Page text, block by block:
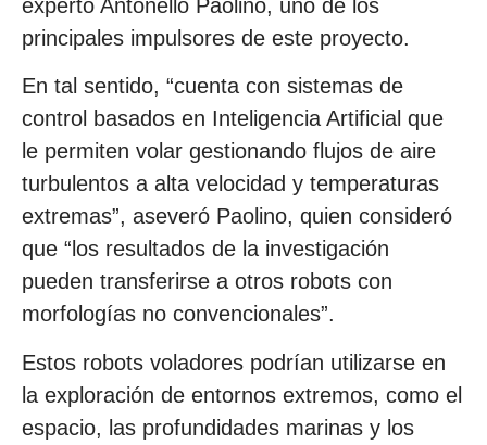
experto Antonello Paolino, uno de los
principales impulsores de este proyecto.
En tal sentido, “cuenta con sistemas de
control basados en Inteligencia Artificial que
le permiten volar gestionando flujos de aire
turbulentos a alta velocidad y temperaturas
extremas”, aseveró Paolino, quien consideró
que “los resultados de la investigación
pueden transferirse a otros robots con
morfologías no convencionales”.
Estos robots voladores podrían utilizarse en
la exploración de entornos extremos, como el
espacio, las profundidades marinas y los